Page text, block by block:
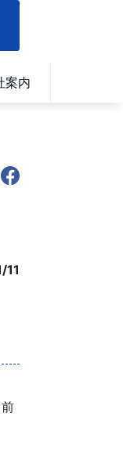
案内
11